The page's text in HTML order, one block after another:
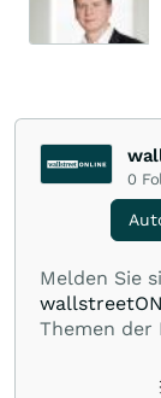
0
Melden Sie
Themen der
Verpassen
Beiträge